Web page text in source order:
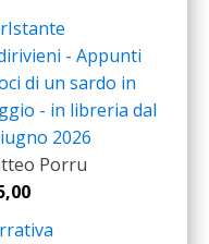
- Appunti
di un sardo in
- in libreria dal
2026
Porru